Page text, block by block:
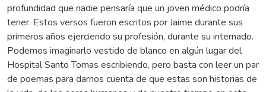
profundidad que nadie pensaría que un joven médico podría
tener. Estos versos fueron escritos por Jaime durante sus
primeros años ejerciendo su profesión, durante su internado.
Podemos imaginarlo vestido de blanco en algún lugar del
Hospital Santo Tomas escribiendo, pero basta con leer un par
de poemas para darnos cuenta de que estas son historias de